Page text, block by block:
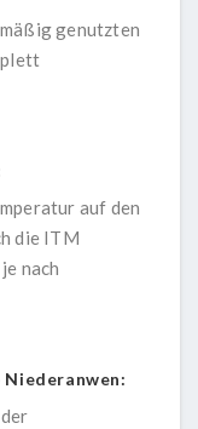
genutzten
auf den
die ITM
nach
Niederanwen: